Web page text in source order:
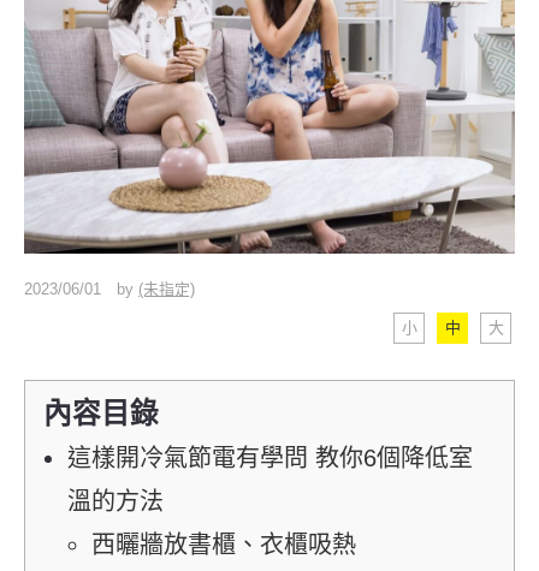
2023/06/01 by (未指定)
小 中 大
內容目錄
這樣開冷氣節電有學問 教你6個降低室
溫的方法
西曬牆放書櫃、衣櫃吸熱